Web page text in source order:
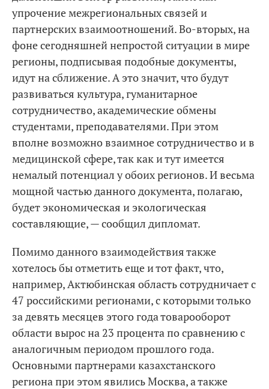
упрочение межрегиональных связей и
партнерских взаимоотношений. Во-вторых, на
фоне сегодняшней непростой ситуации в мире
регионы, подписывая подобные документы,
идут на сближение. А это значит, что будут
развиваться культура, гуманитарное
сотрудничество, академические обмены
студентами, преподавателями. При этом
вполне возможно взаимное сотрудничество и в
медицинской сфере, так как и тут имеется
немалый потенциал у обоих регионов. И весьма
мощной частью данного документа, полагаю,
будет экономическая и экологическая
составляющие, — сообщил дипломат.
Помимо данного взаимодействия также
хотелось бы отметить еще и тот факт, что,
например, Актюбинская область сотрудничает с
47 российскими регионами, с которыми только
за девять месяцев этого года товарооборот
области вырос на 23 процента по сравнению с
аналогичным периодом прошлого года.
Основными партнерами казахстанского
региона при этом явились Москва, а также